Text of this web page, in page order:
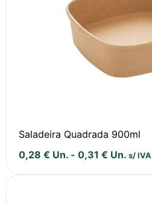
Saladeira Quadrada 900ml
0,28 € Un. - 0,31 € Un. s/ IVA